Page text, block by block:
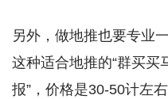
另外，做地推也要专业
这种适合地推的“群买买
报”，价格是30-50计左右